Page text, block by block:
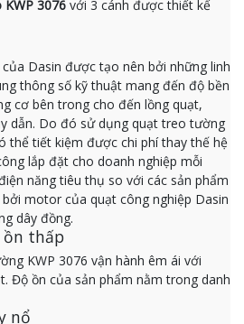
3076 với 3 cánh được thiết kế
Dasin được tạo nên bởi những linh
thông số kỹ thuật mang đến độ bền
cơ bên trong cho đến lồng quạt,
dẫn. Do đó sử dụng quạt treo tường
thể tiết kiệm được chi phí thay thế hệ
lắp đặt cho doanh nghiệp mỗi
năng tiêu thụ so với các sản phẩm
motor của quạt công nghiệp Dasin
dây đồng.
ồn thấp
KWP 3076 vận hành êm ái với
Độ ồn của sản phẩm nằm trong danh
nổ